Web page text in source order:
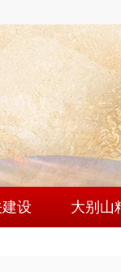
设 大别山